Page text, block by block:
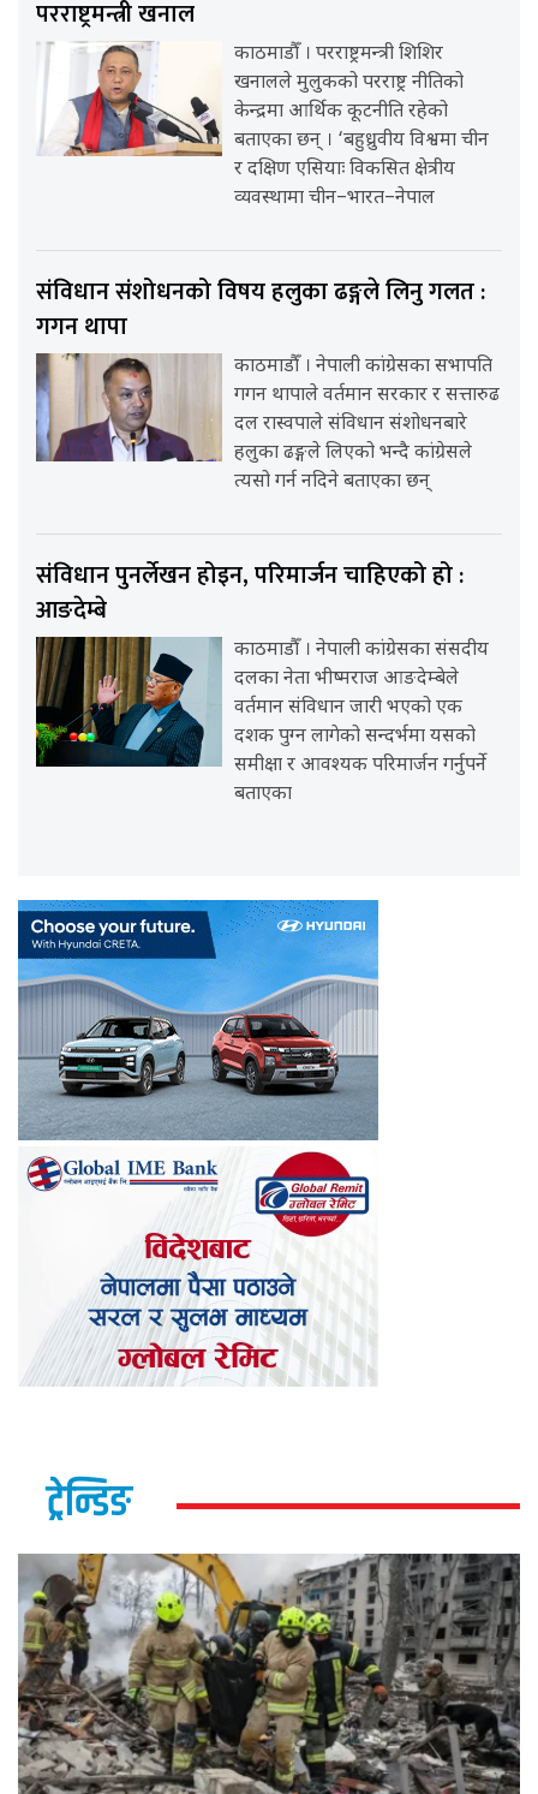
परराष्ट्रमन्त्री खनाल
काठमाडौँ । परराष्ट्रमन्त्री शिशिर
खनालले मुलुकको परराष्ट्र नीतिको
केन्द्रमा आर्थिक कूटनीति रहेको
बताएका छन् । ‘बहुध्रुवीय विश्वमा चीन
र दक्षिण एसियाः विकसित क्षेत्रीय
व्यवस्थामा चीन–भारत–नेपाल
संविधान संशोधनको विषय हलुका ढङ्गले लिनु गलत :
गगन थापा
काठमाडौँ । नेपाली कांग्रेसका सभापति
गगन थापाले वर्तमान सरकार र सत्तारुढ
दल रास्वपाले संविधान संशोधनबारे
हलुका ढङ्गले लिएको भन्दै कांग्रेसले
त्यसो गर्न नदिने बताएका छन्
संविधान पुनर्लेखन होइन, परिमार्जन चाहिएको हो :
आङदेम्बे
काठमाडौँ । नेपाली कांग्रेसका संसदीय
दलका नेता भीष्मराज आङदेम्बेले
वर्तमान संविधान जारी भएको एक
दशक पुग्न लागेको सन्दर्भमा यसको
समीक्षा र आवश्यक परिमार्जन गर्नुपर्ने
बताएका
ट्रेन्डिङ